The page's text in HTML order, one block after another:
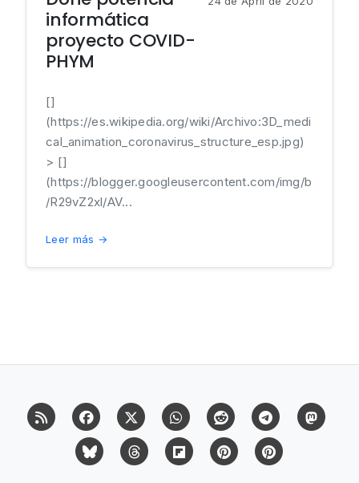
informática
proyecto COVID-
PHYM
[]
(https://es.wikipedia.org/wiki/Archivo:3D_medi
cal_animation_coronavirus_structure_esp.jpg)
> []
(https://blogger.googleusercontent.com/img/b
/R29vZ2xl/AV...
Leer más →
RSS FacebookX (Twitter)Whatsapp Reddit Telegram
Bluesky Threads Flipboard Pinterest